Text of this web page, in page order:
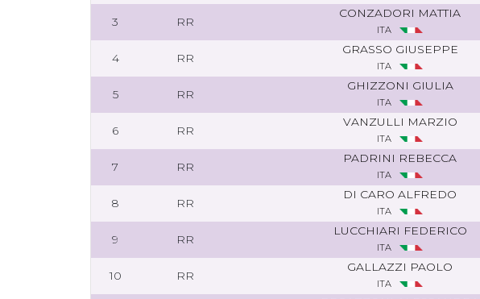
3 RR
CONZADORI MATTIA
ITA
4 RR
GRASSO GIUSEPPE
ITA
5 RR
GHIZZONI GIULIA
ITA
6 RR
VANZULLI MARZIO
ITA
7 RR
PADRINI REBECCA
ITA
8 RR
DI CARO ALFREDO
ITA
9 RR
LUCCHIARI FEDERICO
ITA
10 RR
GALLAZZI PAOLO
ITA